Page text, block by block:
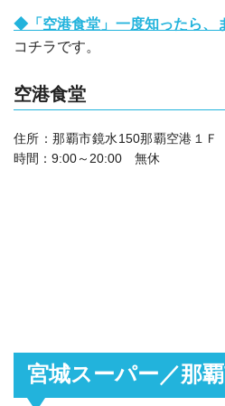
◆「空港食堂」一度知ったら、
コチラです。
空港食堂
住所：那覇市鏡水150那覇空港１
時間：9:00～20:00 無休
宮城スーパー／那